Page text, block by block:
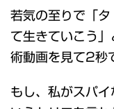
若気の至りで「
て生きていこう
術動画を見て2秒
もし、私がスパ